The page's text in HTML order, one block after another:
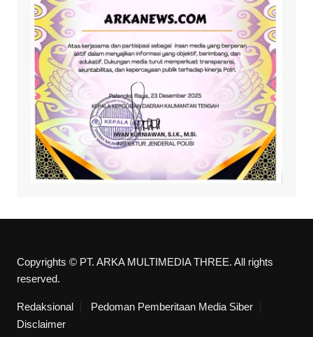
Copyrights © PT. ARKA MULTIMEDIA THREE. All rights
reserved.
Redaksional
Pedoman Pemberitaan Media Siber
Disclaimer